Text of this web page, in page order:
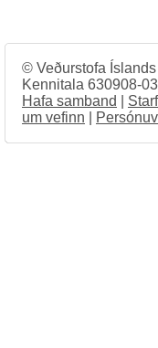
© Veðurstofa
Kennitala 630908-
Hafa samband
um vefinn